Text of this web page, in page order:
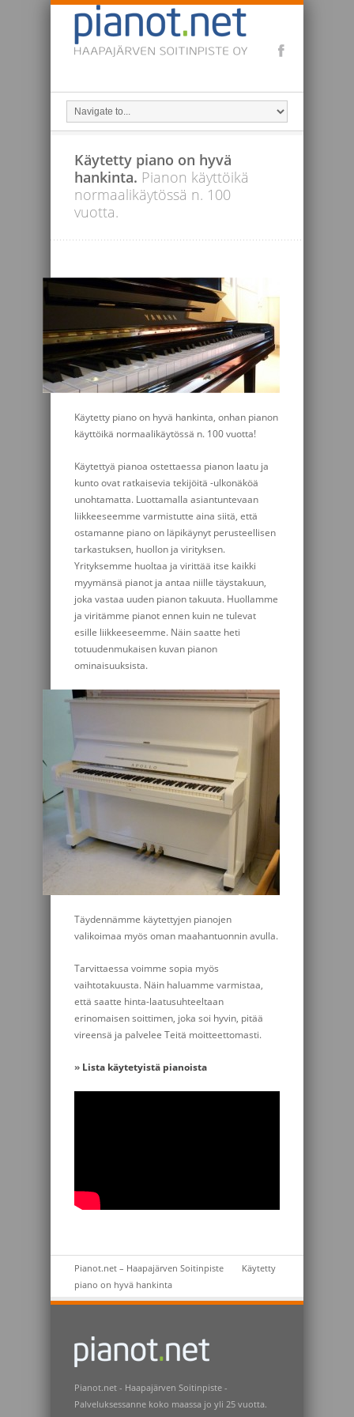
Käytetty piano on hyvä
hankinta. Pianon käyttöikä
normaalikäytössä n. 100
vuotta.
Käytetty piano on hyvä hankinta, onhan pianon
käyttöikä normaalikäytössä n. 100 vuotta!
Käytettyä pianoa ostettaessa pianon laatu ja
kunto ovat ratkaisevia tekijöitä -ulkonäköä
unohtamatta. Luottamalla asiantuntevaan
liikkeeseemme varmistutte aina siitä, että
ostamanne piano on läpikäynyt perusteellisen
tarkastuksen, huollon ja virityksen.
Yrityksemme huoltaa ja virittää itse kaikki
myymänsä pianot ja antaa niille täystakuun,
joka vastaa uuden pianon takuuta. Huollamme
ja viritämme pianot ennen kuin ne tulevat
esille liikkeeseemme. Näin saatte heti
totuudenmukaisen kuvan pianon
ominaisuuksista.
Täydennämme käytettyjen pianojen
valikoimaa myös oman maahantuonnin avulla.
Tarvittaessa voimme sopia myös
vaihtotakuusta. Näin haluamme varmistaa,
että saatte hinta-laatusuhteeltaan
erinomaisen soittimen, joka soi hyvin, pitää
vireensä ja palvelee Teitä moitteettomasti.
» Lista käytetyistä pianoista
Pianot.net – Haapajärven Soitinpiste
Käytetty
piano on hyvä hankinta
Pianot.net - Haapajärven Soitinpiste -
Palveluksessanne koko maassa jo yli 25 vuotta.